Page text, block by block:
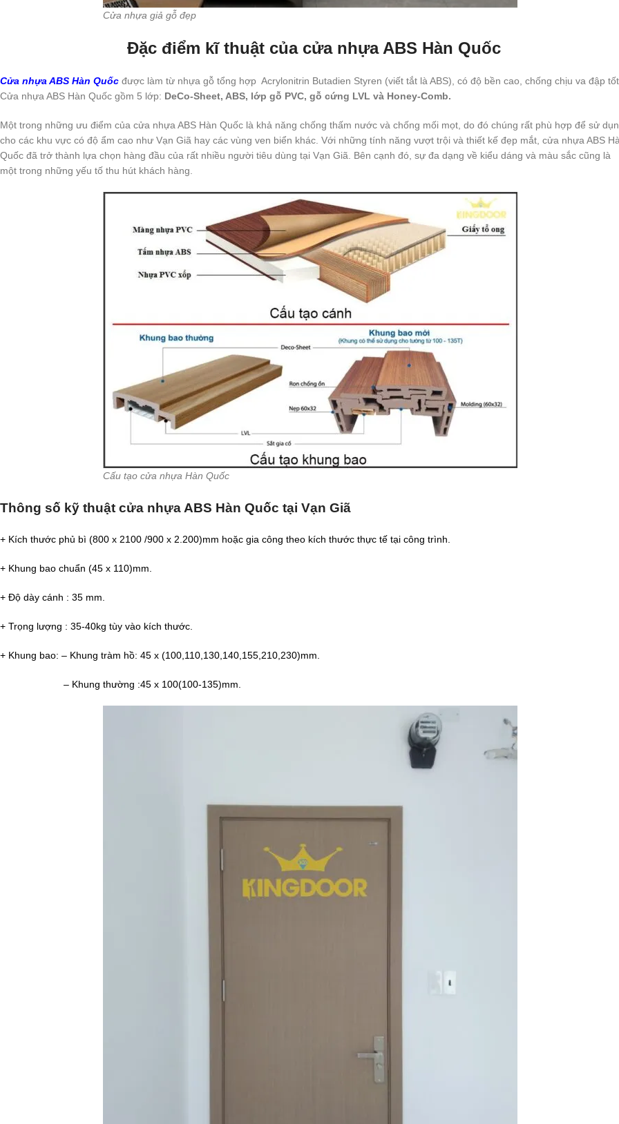
Cửa nhựa giả gỗ đẹp
Đặc điểm kĩ thuật của cửa nhựa ABS Hàn Quốc
Cửa nhựa ABS Hàn Quốc được làm từ nhựa gỗ tổng hợp Acrylonitrin Butadien Styren (viết tắt là ABS), có độ bền cao, chống chịu va đập tốt.
Cửa nhựa ABS Hàn Quốc gồm 5 lớp: DeCo-Sheet, ABS, lớp gỗ PVC, gỗ cứng LVL và Honey-Comb.
Một trong những ưu điểm của cửa nhựa ABS Hàn Quốc là khả năng chống thấm nước và chống mối mọt, do đó chúng rất phù hợp để sử
cho các khu vực có độ ẩm cao như Vạn Giã hay các vùng ven biển khác. Với những tính năng vượt trội và thiết kế đẹp mắt, cửa nhựa ABS
Quốc đã trở thành lựa chọn hàng đầu của rất nhiều người tiêu dùng tại Vạn Giã. Bên cạnh đó, sự đa dạng về kiểu dáng và màu sắc cũng là
một trong những yếu tố thu hút khách hàng.
Cấu tạo cửa nhựa Hàn Quốc
Thông số kỹ thuật cửa nhựa ABS Hàn Quốc tại Vạn Giã
+ Kích thước phủ bì (800 x 2100 /900 x 2.200)mm hoặc gia công theo kích thước thực tế tại công trình.
+ Khung bao chuẩn (45 x 110)mm.
+ Độ dày cánh : 35 mm.
+ Trọng lượng : 35-40kg tùy vào kích thước.
+ Khung bao: – Khung tràm hồ: 45 x (100,110,130,140,155,210,230)mm.
– Khung thường :45 x 100(100-135)mm.